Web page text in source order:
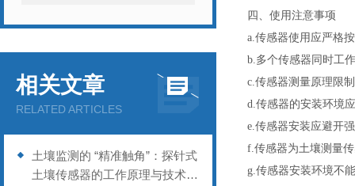
相关文章
RELATED ARTICLES
土壤监测的 “精准触角”：探针式
土壤传感器的工作原理与技术优
四、使用注意事项
a.传感器使用应严格
b.多个传感器同时工
c.传感器测量原理限
d.传感器的安装环境
e.传感器安装应避开
f.传感器为土壤测量
g.传感器安装环境不